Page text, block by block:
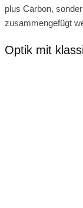
plus Carbon,
zusammengefügt
Optik mit